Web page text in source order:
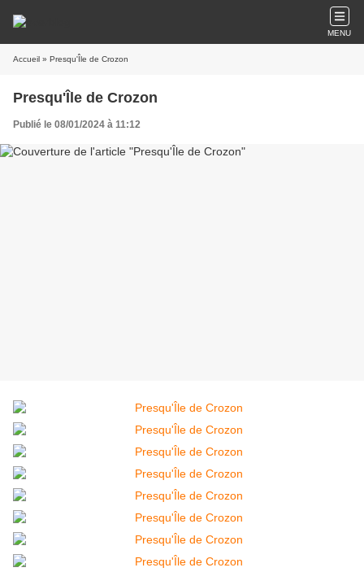
MENU
Accueil » Presqu'Île de Crozon
Presqu'Île de Crozon
Publié le 08/01/2024 à 11:12